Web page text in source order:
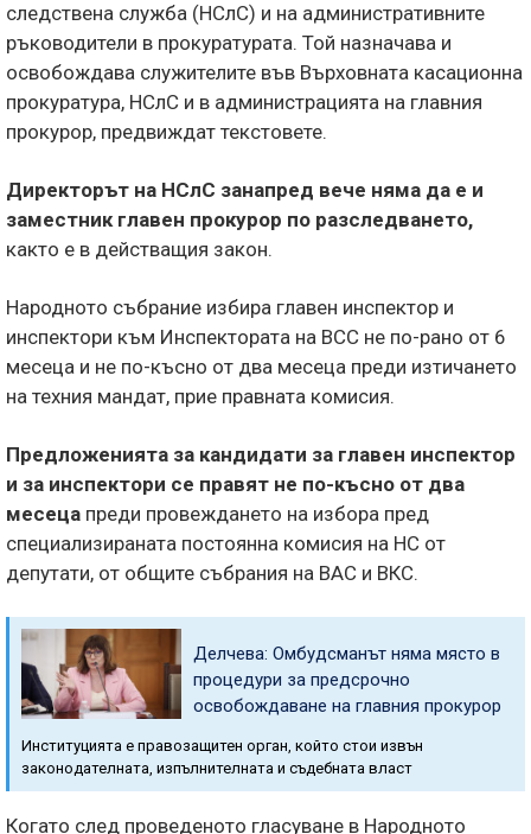
следствена служба (НСлС) и на административните
ръководители в прокуратурата. Той назначава и
освобождава служителите във Върховната касационна
прокуратура, НСлС и в администрацията на главния
прокурор, предвиждат текстовете.
Директорът на НСлС занапред вече няма да е и
заместник главен прокурор по разследването,
както е в действащия закон.
Народното събрание избира главен инспектор и
инспектори към Инспектората на ВСС не по-рано от 6
месеца и не по-късно от два месеца преди изтичането
на техния мандат, прие правната комисия.
Предложенията за кандидати за главен инспектор
и за инспектори се правят не по-късно от два
месеца преди провеждането на избора пред
специализираната постоянна комисия на НС от
депутати, от общите събрания на ВАС и ВКС.
Делчева: Омбудсманът няма място в
процедури за предсрочно
освобождаване на главния прокурор
Институцията е правозащитен орган, който стои извън
законодателната, изпълнителната и съдебната власт
Когато след проведеното гласуване в Народното